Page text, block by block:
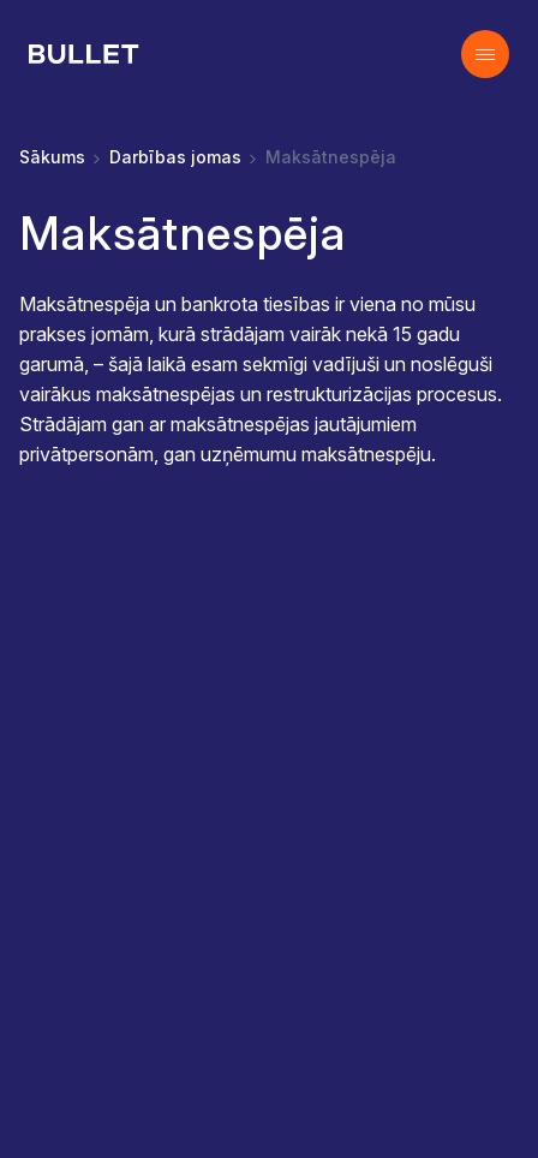
Sākums Darbības jomas Maksātnespēja
Maksātnespēja
Maksātnespēja un bankrota tiesības ir viena no mūsu
prakses jomām, kurā strādājam vairāk nekā 15 gadu
garumā, – šajā laikā esam sekmīgi vadījuši un noslēguši
vairākus maksātnespējas un restrukturizācijas procesus.
Strādājam gan ar maksātnespējas jautājumiem
privātpersonām, gan uzņēmumu maksātnespēju.